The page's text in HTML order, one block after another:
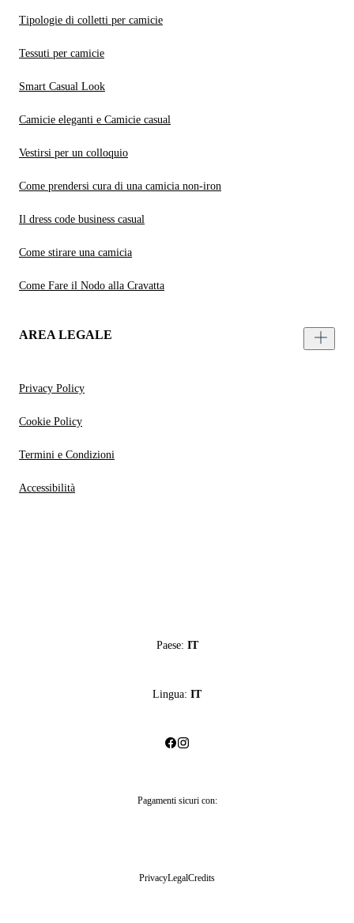
Tipologie di colletti per camicie
Tessuti per camicie
Smart Casual Look
Camicie eleganti e Camicie casual
Vestirsi per un colloquio
Come prendersi cura di una camicia non-iron
Il dress code business casual
Come stirare una camicia
Come Fare il Nodo alla Cravatta
AREA LEGALE
Privacy Policy
Cookie Policy
Termini e Condizioni
Accessibilità
Paese: IT
Lingua: IT
Pagamenti sicuri con:
PrivacyLegalCredits